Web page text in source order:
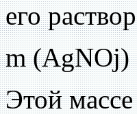
его
m (AgNOj)
Этой